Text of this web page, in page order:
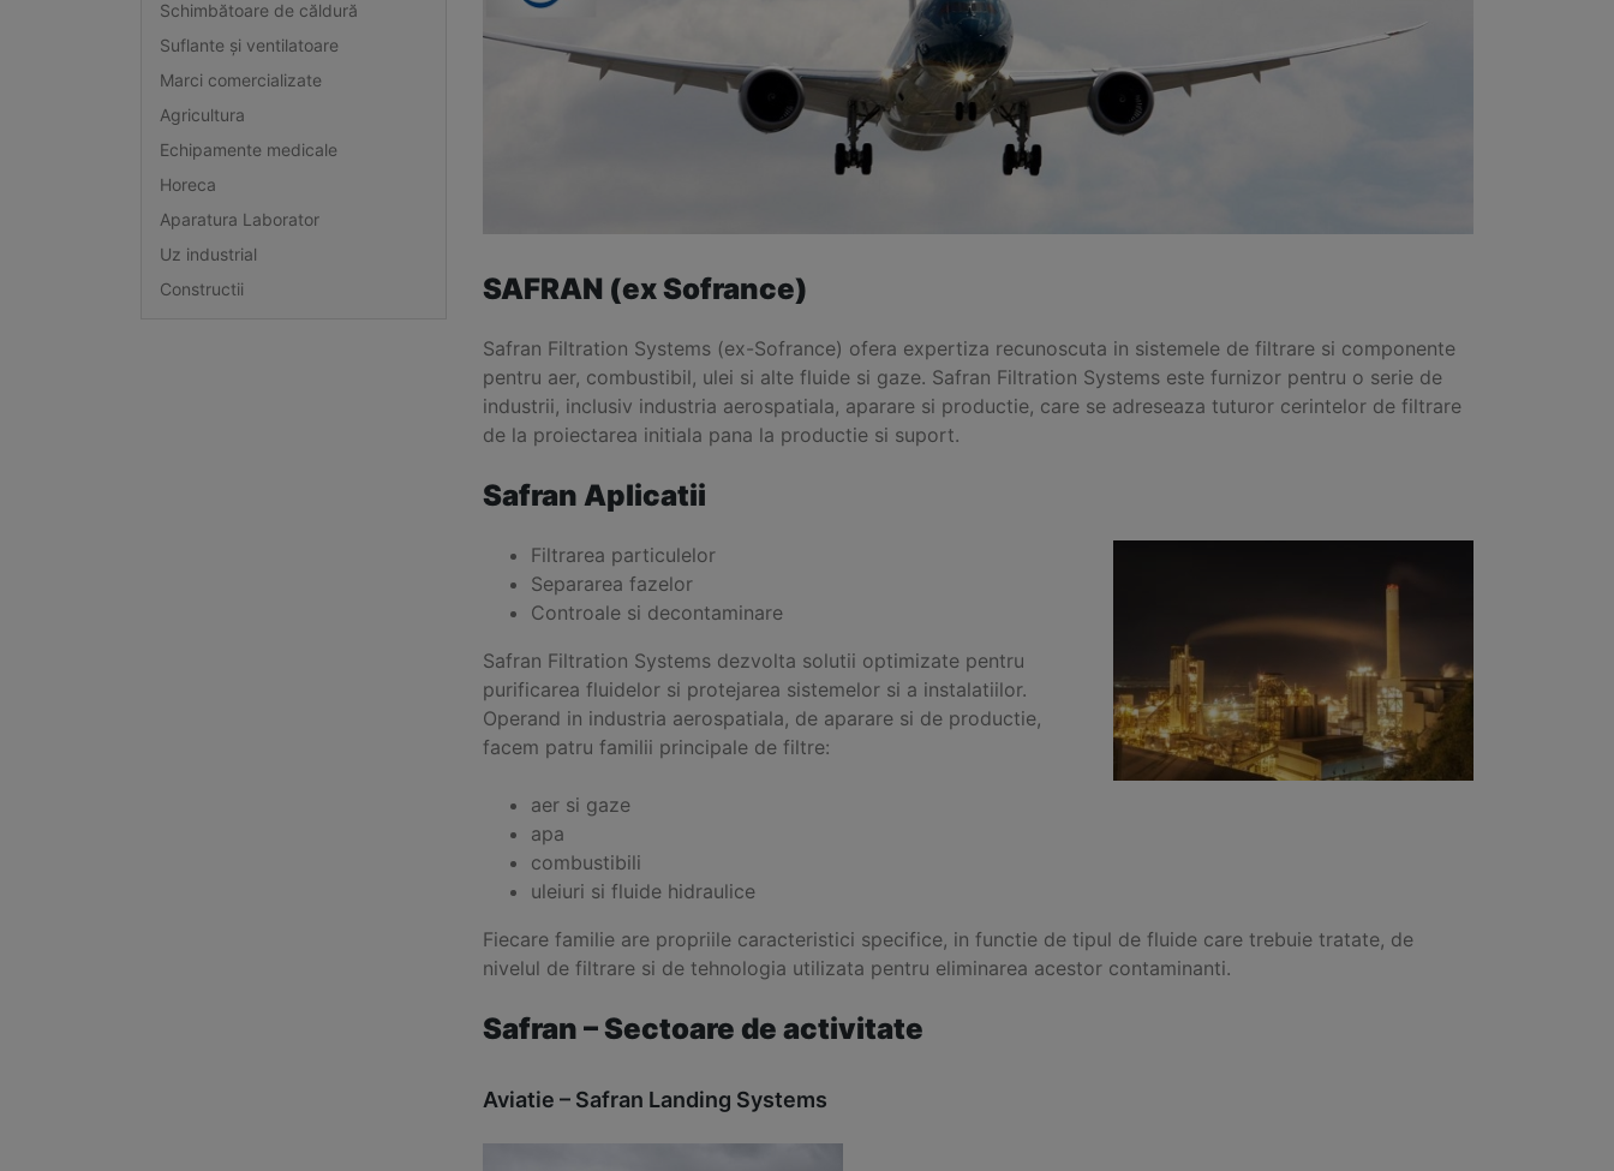
Schimbătoare de căldură
Suflante și ventilatoare
Marci comercializate
Agricultura
Echipamente medicale
Horeca
Aparatura Laborator
Uz industrial
Constructii
SAFRAN (ex Sofrance)
Safran Filtration Systems (ex-Sofrance) ofera expertiza recunoscuta in sistemele de filtrare si componente
pentru aer, combustibil, ulei si alte fluide si gaze. Safran Filtration Systems este furnizor pentru o serie de
industrii, inclusiv industria aerospatiala, aparare si productie, care se adreseaza tuturor cerintelor de filtrare
de la proiectarea initiala pana la productie si suport.
Safran Aplicatii
Filtrarea particulelor
Separarea fazelor
Controale si decontaminare
Safran Filtration Systems dezvolta solutii optimizate pentru
purificarea fluidelor si protejarea sistemelor si a instalatiilor.
Operand in industria aerospatiala, de aparare si de productie,
facem patru familii principale de filtre:
aer si gaze
apa
combustibili
uleiuri si fluide hidraulice
Fiecare familie are propriile caracteristici specifice, in functie de tipul de fluide care trebuie tratate, de
nivelul de filtrare si de tehnologia utilizata pentru eliminarea acestor contaminanti.
Safran – Sectoare de activitate
Aviatie – Safran Landing Systems